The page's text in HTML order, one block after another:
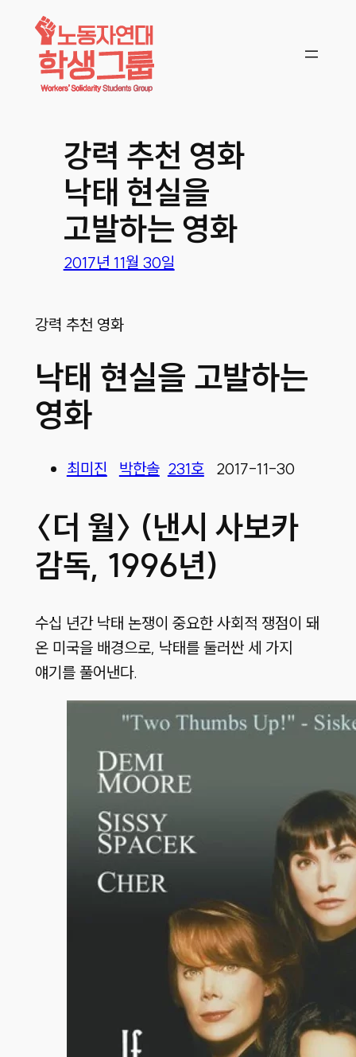
콘텐츠로
바로가기
강력 추천 영화
낙태 현실을
고발하는 영화
2017년 11월 30일
강력 추천 영화
낙태 현실을 고발하는
영화
최미진 박한솔 231호2017-11-30
〈더 월〉 (낸시 사보카
감독, 1996년)
수십 년간 낙태 논쟁이 중요한 사회적 쟁점이 돼
온 미국을 배경으로, 낙태를 둘러싼 세 가지
얘기를 풀어낸다.